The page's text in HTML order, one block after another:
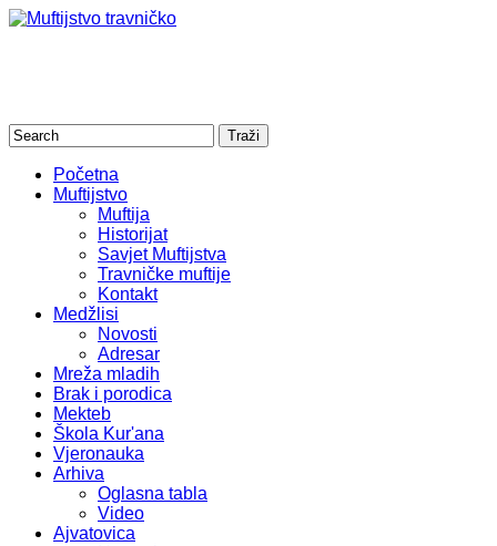
Početna
Muftijstvo
Muftija
Historijat
Savjet Muftijstva
Travničke muftije
Kontakt
Medžlisi
Novosti
Adresar
Mreža mladih
Brak i porodica
Mekteb
Škola Kur'ana
Vjeronauka
Arhiva
Oglasna tabla
Video
Ajvatovica